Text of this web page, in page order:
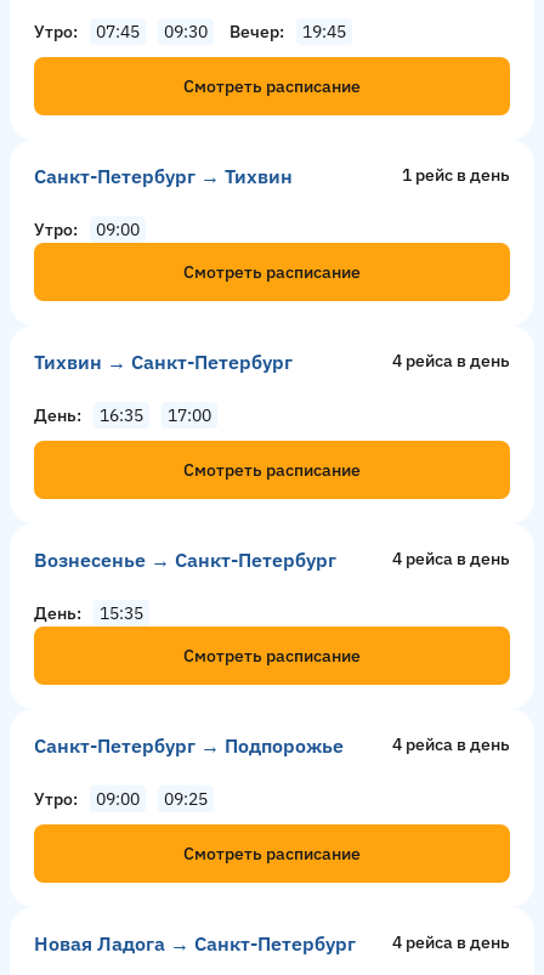
Утро 07:45 09:30 Вечер 19:45
Смотреть расписание
Санкт-Петербург → Тихвин 1 рейс в день
Утро
09:00
Смотреть расписание
Тихвин → Санкт-Петербург 4 рейсa в день
День 16:35 17:00
Смотреть расписание
Вознесенье → Санкт-Петербург 4 рейсa в день
День
15:35
Смотреть расписание
Санкт-Петербург → Подпорожье 4 рейсa в день
Утро 09:00 09:25
Смотреть расписание
Новая Ладога → Санкт-Петербург 4 рейсa в день